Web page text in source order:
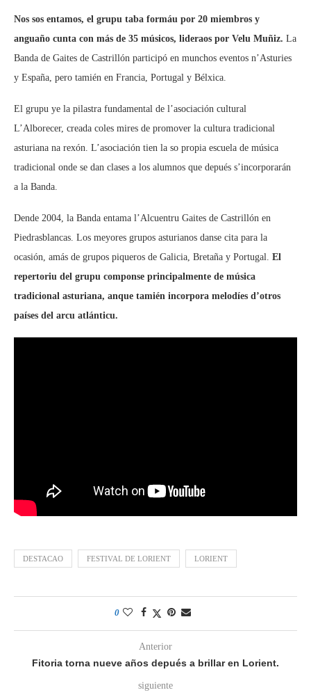
Nos sos entamos, el grupu taba formáu por 20 miembros y
anguaño cunta con más de 35 músicos, lideraos por Velu Muñiz. La
Banda de Gaites de Castrillón participó en munchos eventos n’Asturies
y España, pero tamién en Francia, Portugal y Bélxica.
El grupu ye la pilastra fundamental de l’asociación cultural
L’Alborecer, creada coles mires de promover la cultura tradicional
asturiana na rexón. L’asociación tien la so propia escuela de música
tradicional onde se dan clases a los alumnos que depués s’incorporarán
a la Banda.
Dende 2004, la Banda entama l’Alcuentru Gaites de Castrillón en
Piedrasblancas. Los meyores grupos asturianos danse cita para la
ocasión, amás de grupos piqueros de Galicia, Bretaña y Portugal. El
repertoriu del grupu componse principalmente de música
tradicional asturiana, anque tamién incorpora melodíes d’otros
países del arcu atlánticu.
DESTACAO FESTIVAL DE LORIENT LORIENT
0
Anterior
Fitoria torna nueve años depués a brillar en Lorient.
siguiente